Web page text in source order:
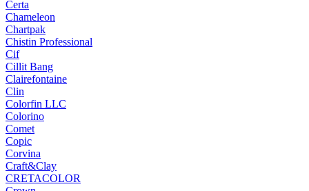
Certa
Chameleon
Chartpak
Chistin Professional
Cif
Cillit Bang
Clairefontaine
Clin
Colorfin LLC
Colorino
Comet
Copic
Corvina
Craft&Clay
CRETACOLOR